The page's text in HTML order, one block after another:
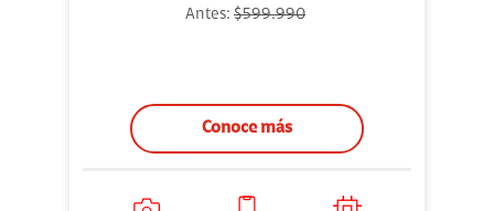
Antes: $599.990
Conoce más